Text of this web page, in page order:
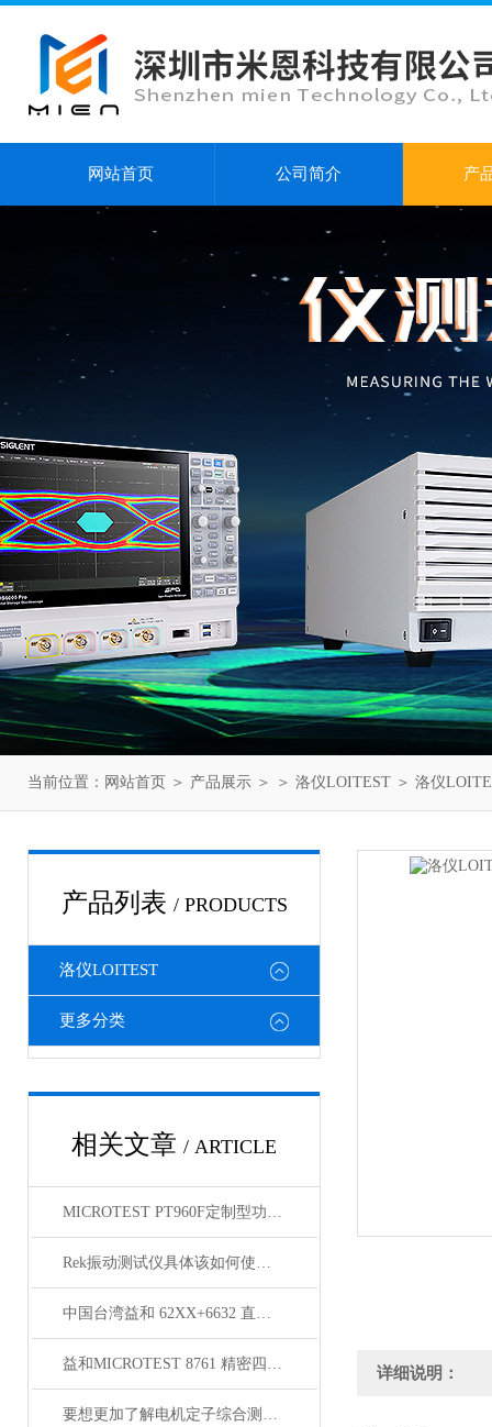
网站首页 公司简介 产
当前位置： 网站首页 ＞ 产品展示 ＞ ＞ 洛仪LOITEST ＞ 洛仪
产品列表 / PRODUCTS
洛仪LOITEST
更多分类
相关文章 / ARTICLE
MICROTEST PT960F定制型功能自动测试系统
Rek振动测试仪具体该如何使用你可清楚？
中国台湾益和 62XX+6632 直流偏流源测试系统
益和MICROTEST 8761 精密四线式线材测试仪
要想更加了解电机定子综合测试仪以下几点不可少！
详细说明：